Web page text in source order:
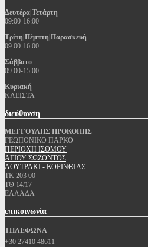
Δευτέρα|Τετάρτη
09:00-16:00
Τρίτη|Πέμπτη|Παρασκευή
09:00-16:00
Σάββατο
09:00-15:00
Κυριακή
ΚΛΕΙΣΤΑ
διεύθυνση
ΜΕΓΓΟΥΛΗΣ ΠΡΟΚΟΠΗΣ
ΓΕΩΠΟΝΙΚΟ ΠΑΡΚΟ
ΠΕΡΙΟΧΗ ΙΣΘΜΟΥ
ΑΓΙΟΥ ΣΩΖΟΝΤΟΣ
ΛΟΥΤΡΑΚΙ - ΚΟΡΙΝΘΙΑΣ
ΤΚ 203 00
ΤΘ 14/17
ΕΛΛΑΔΑ
επικοινωνία
ΤΗΛΕΦΩΝΑ
+30 27410 48611